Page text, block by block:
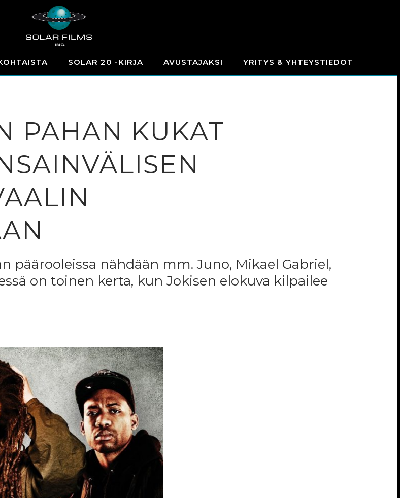
SOLAR 20 -KIRJA AVUSTAJAKSI YRITYS & YHTEYSTIEDOT
PAHAN KUKAT
päärooleissa nähdään mm. Juno, Mikael Gabriel,
on toinen kerta, kun Jokisen elokuva kilpailee